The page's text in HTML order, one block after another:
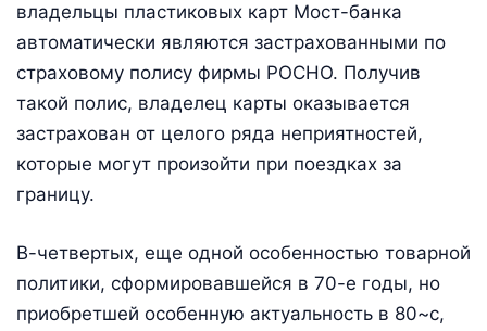
владельцы пластиковых карт Мост-банка
автоматически являются застрахованными по
страховому полису фирмы РОСНО. Получив
такой полис, владелец карты оказывается
застрахован от целого ряда неприятностей,
которые могут произойти при поездках за
границу.
В-четвертых, еще одной особенностью товарной
политики, сформировавшейся в 70-е годы, но
приобретшей особенную актуальность в 80~с,